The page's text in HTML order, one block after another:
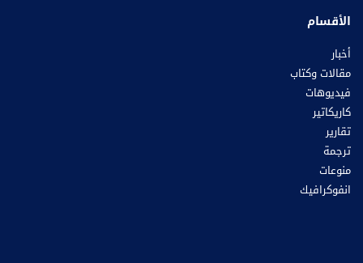
الأقسام
أخبار
مقالات وكتاب
فيديوهات
كاريكاتير
تقارير
ترجمة
منوعات
انفوكرافيك